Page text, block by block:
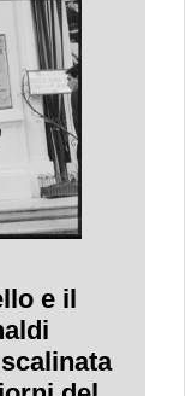
e il